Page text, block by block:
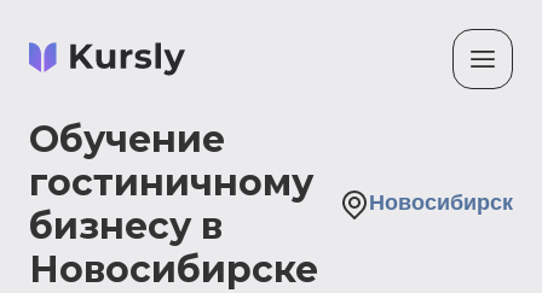
Обучение
гостиничному
бизнесу в
Новосибирске
Новосибирск